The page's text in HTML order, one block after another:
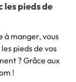
les pieds de
à manger, vous
pieds de vos
? Grâce aux
!